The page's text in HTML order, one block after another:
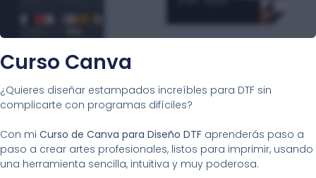
Curso Canva
¿Quieres diseñar estampados increíbles para DTF sin
complicarte con programas difíciles?
Con mi Curso de Canva para Diseño DTF aprenderás paso a
paso a crear artes profesionales, listos para imprimir, usando
una herramienta sencilla, intuitiva y muy poderosa.